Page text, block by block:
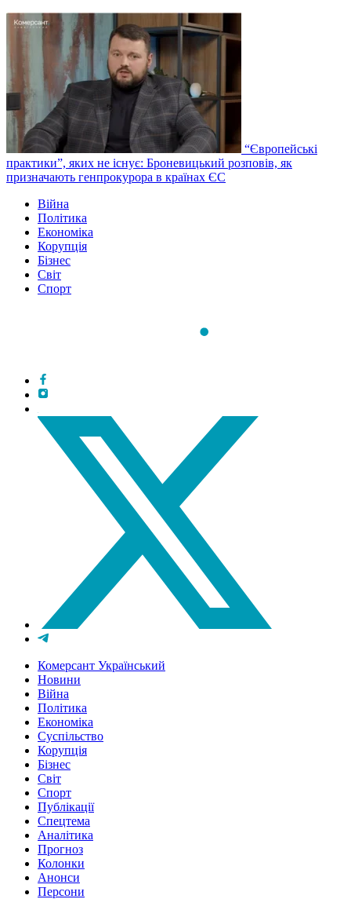
“Європейські
практики”, яких не існує: Броневицький розповів, як
призначають генпрокурора в країнах ЄС
Війна
Політика
Економіка
Корупція
Бізнес
Світ
Спорт
Комерсант Український
Новини
Війна
Політика
Економіка
Суспільство
Корупція
Бізнес
Світ
Спорт
Публікації
Спецтема
Аналітика
Прогноз
Колонки
Анонси
Персони